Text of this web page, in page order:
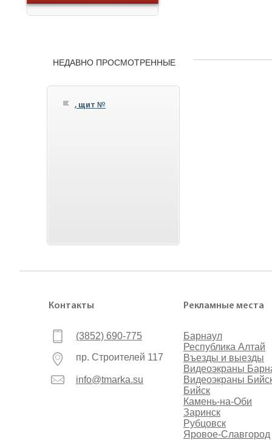
НЕДАВНО ПРОСМОТРЕННЫЕ
, щит №
Контакты
(3852) 690-775
пр. Строителей 117
info@tmarka.su
Рекламные места
Барнаул
Республика Алтай
Въезды и выезды
Видеоэкраны
Видеоэкраны
Бийск
Камень-на-Оби
Заринск
Рубцовск
Яровое-Славгород